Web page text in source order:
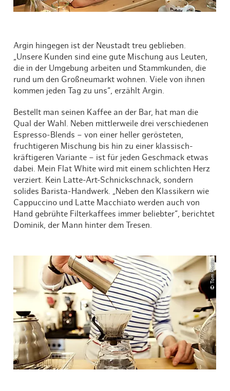
Argin hingegen ist der Neustadt treu geblieben.
„Unsere Kunden sind eine gute Mischung aus Leuten,
die in der Umgebung arbeiten und Stammkunden, die
rund um den Großneumarkt wohnen. Viele von ihnen
kommen jeden Tag zu uns“, erzählt Argin.
Bestellt man seinen Kaffee an der Bar, hat man die
Qual der Wahl. Neben mittlerweile drei verschiedenen
Espresso-Blends – von einer heller gerösteten,
fruchtigeren Mischung bis hin zu einer klassisch-
kräftigeren Variante – ist für jeden Geschmack etwas
dabei. Mein Flat White wird mit einem schlichten Herz
verziert. Kein Latte-Art-Schnickschnack, sondern
solides Barista-Handwerk. „Neben den Klassikern wie
Cappuccino und Latte Macchiato werden auch von
Hand gebrühte Filterkaffees immer beliebter“, berichtet
Dominik, der Mann hinter dem Tresen.
© Tom Roeler